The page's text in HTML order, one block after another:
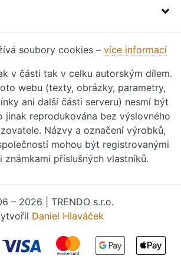
soubory cookies – více informací
v části tak v celku autorským dílem.
webu (texty, obrázky, parametry,
ani další části serveru) nesmí být
jinak reprodukována bez výslovného
Názvy a označení výrobků,
mohou být registrovanými
známkami příslušných vlastníků.
– 2026 | TRENDO s.r.o.
Daniel Hlaváček